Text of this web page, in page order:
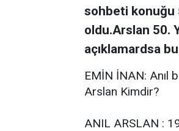
sohbeti konuğu
oldu.Arslan 50.
açıklamardsa
EMİN İNAN: Anıl
Arslan Kimdir?
ANIL ARSLAN :